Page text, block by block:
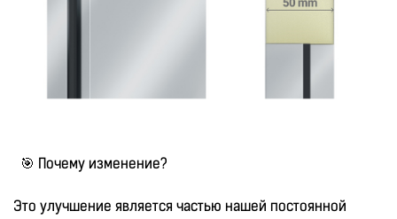
🎯 Почему изменение?
Это улучшение является частью нашей постоянной